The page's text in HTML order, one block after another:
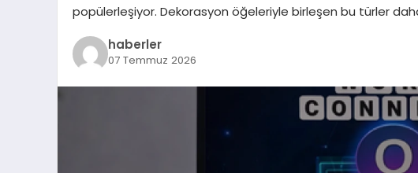
popülerleşiyor. Dekorasyon öğeleriyle birleşen bu türler
haberler
07 Temmuz 2026